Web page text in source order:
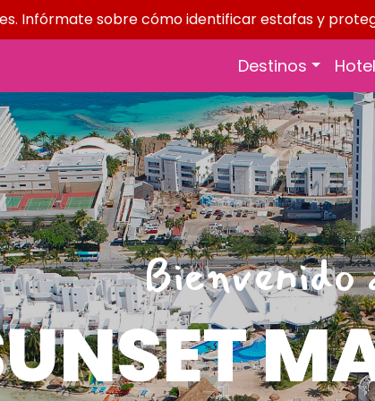
Infórmate sobre cómo identificar estafas y
Destinos
Bienvenido